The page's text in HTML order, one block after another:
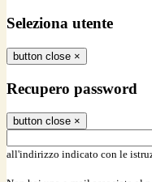
Seleziona utente
button close ×
Recupero password
button close ×
all'indirizzo indicato con le